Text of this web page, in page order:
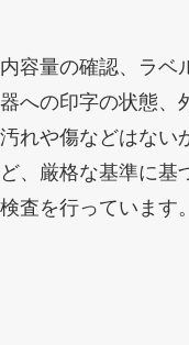
内容量の確認、ラベ
器への印字の状態、
汚れや傷などはない
ど、厳格な基準に基
検査を行っています。